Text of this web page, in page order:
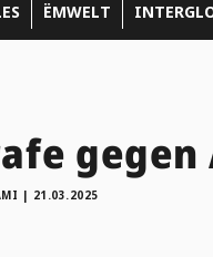
ËMWELT
| 21.03.2025